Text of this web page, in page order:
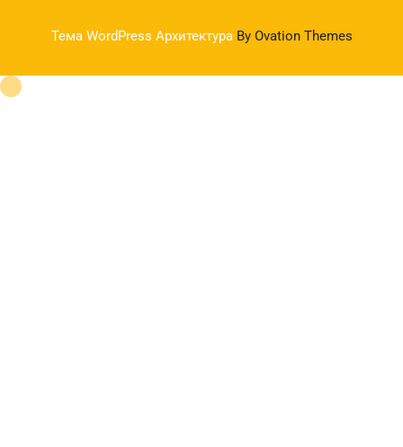
Тема WordPress АрхитектураBy Ovation Themes